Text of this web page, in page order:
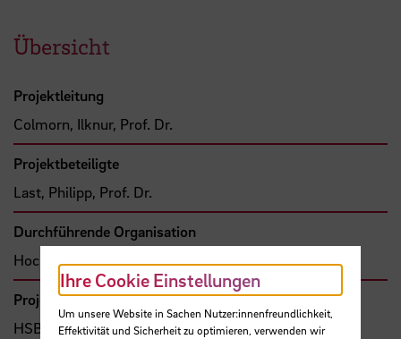
Übersicht
Projektleitung
Colmorn, Ilknur, Prof. Dr.
Projektbeteiligte
Last, Philipp, Prof. Dr.
Durchführende Organisation
Hochschule Bremen, Fakultät 5
Projekttyp
HSB-intern gefördertes Projekt
Ihre Cookie Einstellungen
Um unsere Website in Sachen Nutzer:innenfreundlichkeit,
Effektivität und Sicherheit zu optimieren, verwenden wir